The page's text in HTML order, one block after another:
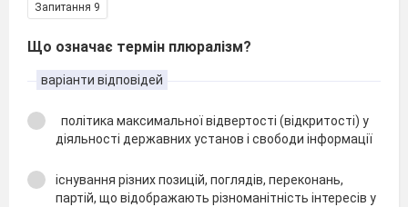
Запитання 9
Що означає термін плюралізм?
варіанти відповідей
політика максимальної відвертості (відкритості) у
діяльності державних установ і свободи інформації
існування різних позицій, поглядів, переконань,
партій, що відображають різноманітність інтересів у